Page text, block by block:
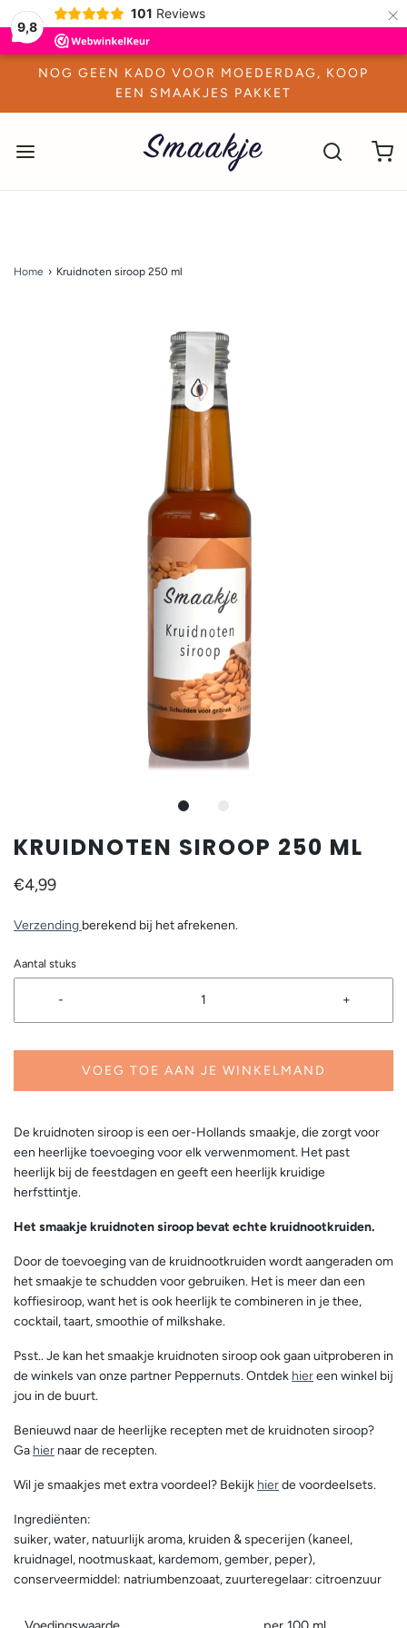
9,8
101 Reviews ×
NOG GEEN KADO VOOR MOEDERDAG, KOOP
EEN SMAAKJES PAKKET
Home › Kruidnoten siroop 250 ml
KRUIDNOTEN SIROOP 250 ML
€4,99
Verzending berekend bij het afrekenen.
Aantal stuks
- +
VOEG TOE AAN JE WINKELMAND
De kruidnoten siroop is een oer-Hollands smaakje, die zorgt voor
een heerlijke toevoeging voor elk verwenmoment. Het past
heerlijk bij de feestdagen en geeft een heerlijk kruidige
herfsttintje.
Het smaakje kruidnoten siroop bevat echte kruidnootkruiden.
Door de toevoeging van de kruidnootkruiden wordt aangeraden om
het smaakje te schudden voor gebruiken. Het is meer dan een
koffiesiroop, want het is ook heerlijk te combineren in je thee,
cocktail, taart, smoothie of milkshake.
Psst.. Je kan het smaakje kruidnoten siroop ook gaan uitproberen in
de winkels van onze partner Peppernuts. Ontdek hiereen winkel bij
jou in de buurt.
Benieuwd naar de heerlijke recepten met de kruidnoten siroop?
Ga hier naar de recepten.
Wil je smaakjes met extra voordeel? Bekijk hierde voordeelsets.
Ingrediënten:
suiker, water, natuurlijk aroma, kruiden & specerijen (kaneel,
kruidnagel, nootmuskaat, kardemom, gember, peper),
conserveermiddel: natriumbenzoaat, zuurteregelaar: citroenzuur